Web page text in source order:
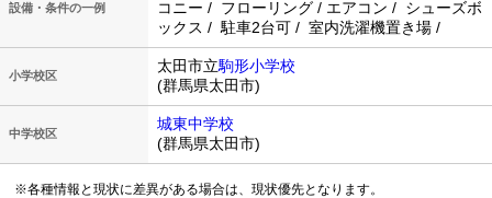
設備・条件の一例
コニー / フローリング / エアコン / シューズボ
ックス / 駐車2台可 / 室内洗濯機置き場 /
小学校区
太田市立駒形小学校
(群馬県太田市)
中学校区
城東中学校
(群馬県太田市)
※各種情報と現状に差異がある場合は、現状優先となります。